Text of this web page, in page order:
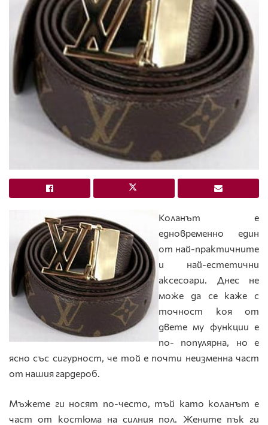
Коланът е
едновременно един
от най-практичните
и най-естетични
аксесоари. Днес не
може да се каже с
точност коя от
двете му функции е
по- популярна, но е
ясно със сигурност, че той е почти неизменна част
от нашия гардероб.
Мъжете ги носят по-често, тъй като коланът е
част от костюма на силния пол. Жените пък ги